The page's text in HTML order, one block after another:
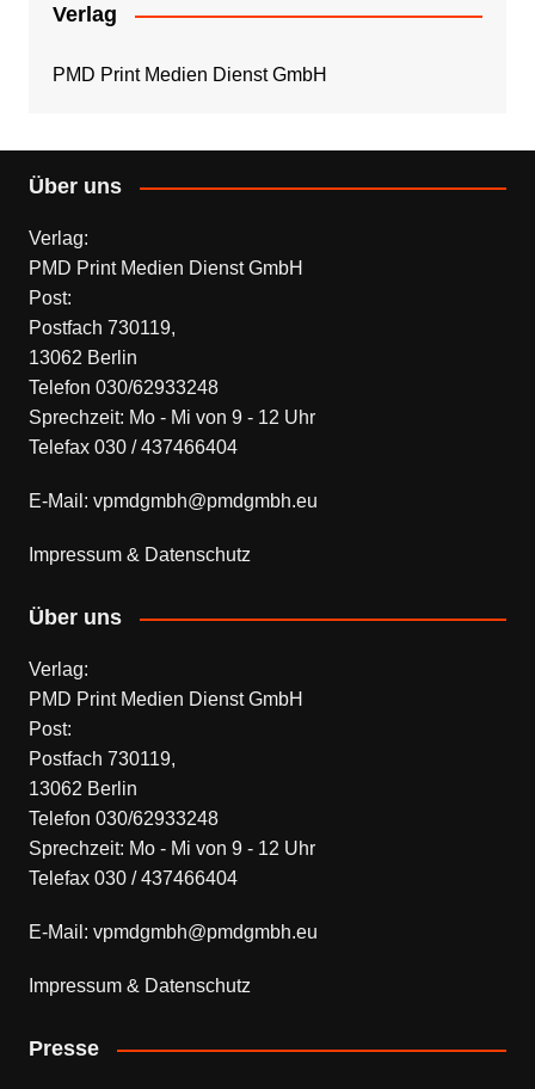
Verlag
PMD Print Medien Dienst GmbH
Über uns
Verlag:
PMD Print Medien Dienst GmbH
Post:
Postfach 730119,
13062 Berlin
Telefon 030/62933248
Sprechzeit: Mo - Mi von 9 - 12 Uhr
Telefax 030 / 437466404
E-Mail: vpmdgmbh@pmdgmbh.eu
Impressum & Datenschutz
Über uns
Verlag:
PMD Print Medien Dienst GmbH
Post:
Postfach 730119,
13062 Berlin
Telefon 030/62933248
Sprechzeit: Mo - Mi von 9 - 12 Uhr
Telefax 030 / 437466404
E-Mail: vpmdgmbh@pmdgmbh.eu
Impressum & Datenschutz
Presse